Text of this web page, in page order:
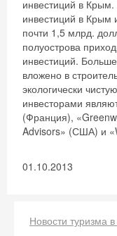
инвестиций в
инвестиций в Крым
почти 1,5 млрд.
полуострова
инвестиций.
вложено в
экологически
инвесторами
(Франция),
Advisors» (США) и
01.10.2013
Новости туризма